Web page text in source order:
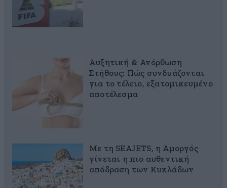
Αυξητική & Ανόρθωση
Στήθους: Πώς συνδυάζονται
για το τέλειο, εξατομικευμένο
αποτέλεσμα
Με τη SEAJETS, η Αμοργός
γίνεται η πιο αυθεντική
απόδραση των Κυκλάδων